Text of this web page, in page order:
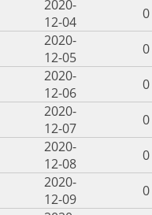
2020-
12-04
0
2020-
12-05
0
2020-
12-06
0
2020-
12-07
0
2020-
12-08
0
2020-
12-09
0